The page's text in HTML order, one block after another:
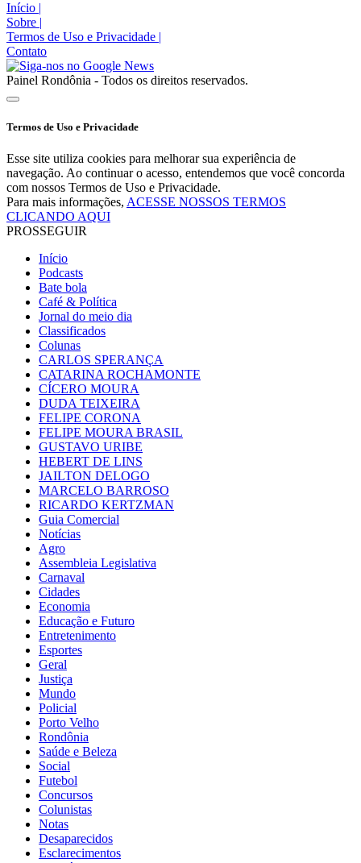
Início
Sobre
Termos de Uso e Privacidade
Contato
Painel Rondônia - Todos os direitos reservados.
Termos de Uso e Privacidade
Esse site utiliza cookies para melhorar sua experiência de
navegação. Ao continuar o acesso, entendemos que você concorda
com nossos Termos de Uso e Privacidade.
Para mais informações, ACESSE NOSSOS TERMOS
CLICANDO AQUI
PROSSEGUIR
Início
Podcasts
Bate bola
Café & Política
Jornal do meio dia
Classificados
Colunas
CARLOS SPERANÇA
CATARINA ROCHAMONTE
CÍCERO MOURA
DUDA TEIXEIRA
FELIPE CORONA
FELIPE MOURA BRASIL
GUSTAVO URIBE
HEBERT DE LINS
JAILTON DELOGO
MARCELO BARROSO
RICARDO KERTZMAN
Guia Comercial
Notícias
Agro
Assembleia Legislativa
Carnaval
Cidades
Economia
Educação e Futuro
Entretenimento
Esportes
Geral
Justiça
Mundo
Policial
Porto Velho
Rondônia
Saúde e Beleza
Social
Futebol
Concursos
Colunistas
Notas
Desaparecidos
Esclarecimentos